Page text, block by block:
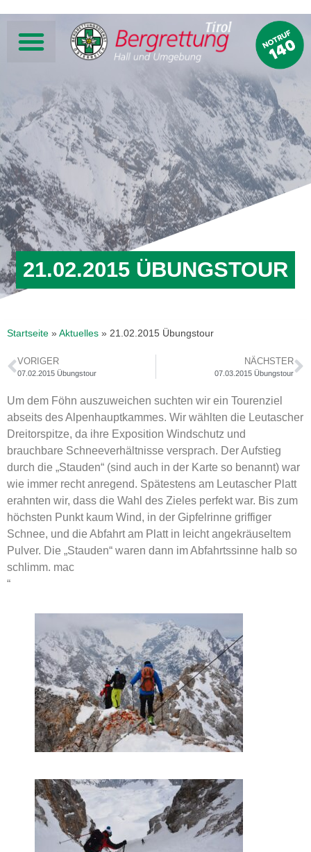
21.02.2015 ÜBUNGSTOUR
Startseite » Aktuelles » 21.02.2015 Übungstour
VORIGER
07.02.2015 Übungstour
NÄCHSTER
07.03.2015 Übungstour
Um dem Föhn auszuweichen suchten wir ein Tourenziel
abseits des Alpenhauptkammes. Wir wählten die Leutascher
Dreitorspitze, da ihre Exposition Windschutz und
brauchbare Schneeverhältnisse versprach. Der Aufstieg
durch die „Stauden“ (sind auch in der Karte so benannt) war
wie immer recht anregend. Spätestens am Leutascher Platt
erahnten wir, dass die Wahl des Zieles perfekt war. Bis zum
höchsten Punkt kaum Wind, in der Gipfelrinne griffiger
Schnee, und die Abfahrt am Platt in leicht angekräuseltem
Pulver. Die „Stauden“ waren dann im Abfahrtssinne halb so
schlimm. mac
“